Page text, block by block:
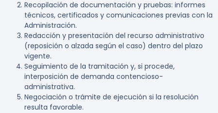
Recopilación de documentación y pruebas: informes
técnicos, certificados y comunicaciones previas con la
Administración.
Redacción y presentación del recurso administrativo
(reposición o alzada según el caso) dentro del plazo
vigente.
Seguimiento de la tramitación y, si procede,
interposición de demanda contencioso-
administrativa.
Negociación o trámite de ejecución si la resolución
resulta favorable.